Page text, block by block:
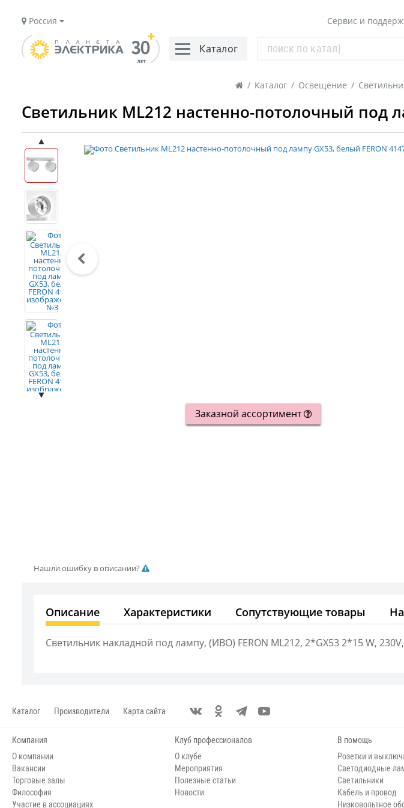
Россия Сервис и
Каталог
/ Каталог / Освещение /
Светильник ML212 настенно-потолочный под
▲
▼
Заказной ассортимент
Нашли ошибку в описании?
Описание Характеристики Сопутствующие товары
Светильник накладной под лампу, (ИВО) FERON ML212, 2*GX53 2*15 W,
Каталог Производители Карта сайта
Компания
О компании
Вакансии
Торговые залы
Философия
Участие в ассоциациях
Клуб профессионалов
О клубе
Мероприятия
Полезные статьи
Новости
В помощь
Розетки и
Светодиодные
Светильники
Кабель и провод
Низковольтное